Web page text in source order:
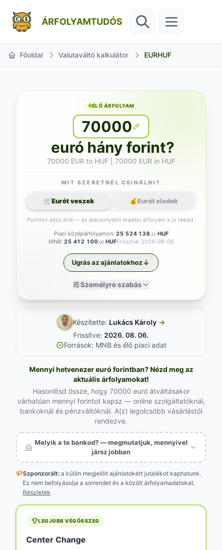
ÁRFOLYAMTUDÓS
Főoldal Valutaváltó kalkulátor EURHUF
ÉLŐ ÁRFOLYAM
70000
euró hány forint?
70000 EUR to HUF | 70000 EUR in HUF
Piaci középárfolyamon: 25 524 138 ,22 HUF
MNB: 25 412 100 ,00HUFFrissítve: 2026-08-06
Személyre szabás
MIT SZERETNÉL CSINÁLNI?
🛒Eurót veszek 💰Eurót eladok
Forintot adsz érte — az alacsonyabb eladási árfolyam a jó neked.
Ugrás az ajánlatokhoz
Készítette: Lukács Károly →
Frissítve: 2026. 08. 06.
Források: MNB és élő piaci adat
Mennyi hetvenezer euró forintban? Nézd meg az
aktuális árfolyamokat!
Hasonlítsd össze, hogy 70000 euró átváltásakor
várhatóan mennyi forintot kapsz — online szolgáltatóknál,
bankoknál és pénzváltóknál. A(z) legolcsóbb vásárlástól
rendezve.
Melyik a te bankod? — megmutatjuk, mennyivel
jársz jobban
Szponzorált: a külön megjelölt ajánlatokért jutalékot kaphatunk.
Ez nem befolyásolja a sorrendet és a közölt árfolyamadatokat.
Részletek
LEGJOBB VÉGÖSSZEG
Center Change